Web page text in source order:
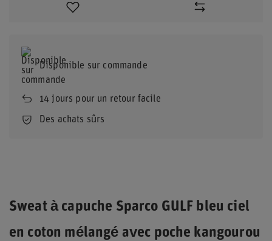
Disponible sur commande
14 jours pour un retour facile
Des achats sûrs
Sweat à capuche Sparco GULF bleu ciel
en coton mélangé avec poche kangourou